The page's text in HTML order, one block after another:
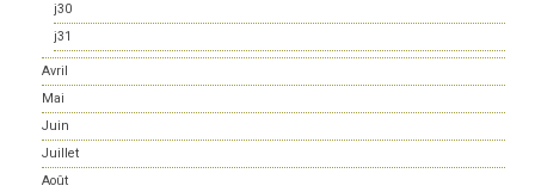
j30
j31
Avril
Mai
Juin
Juillet
Août